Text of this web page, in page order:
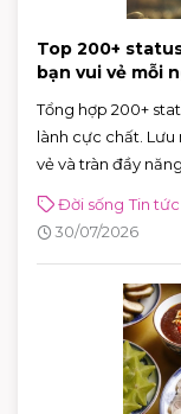
Top 200+
bạn vui vẻ mỗi
Tổng hợp 200+
lành cực chất.
vẻ và tràn đầy
Đời sống Tin
30/07/2026